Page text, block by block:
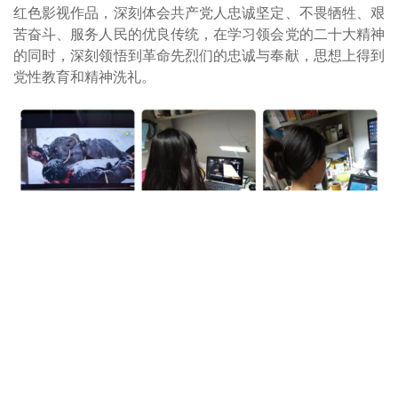
红色影视作品，深刻体会共产党人忠诚坚定、不畏牺牲、艰
苦奋斗、服务人民的优良传统，在学习领会党的二十大精神
的同时，深刻领悟到革命先烈们的忠诚与奉献，思想上得到
党性教育和精神洗礼。